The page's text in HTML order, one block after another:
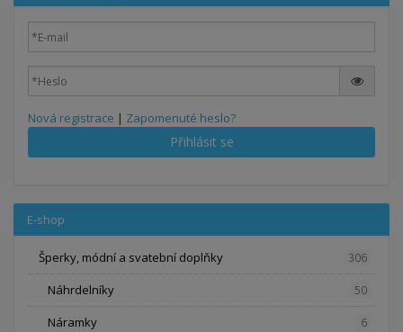
Nová registrace | Zapomenuté heslo?
Přihlásit se
E-shop
Šperky, módní a svatební doplňky 306
Náhrdelníky 50
Náramky 6